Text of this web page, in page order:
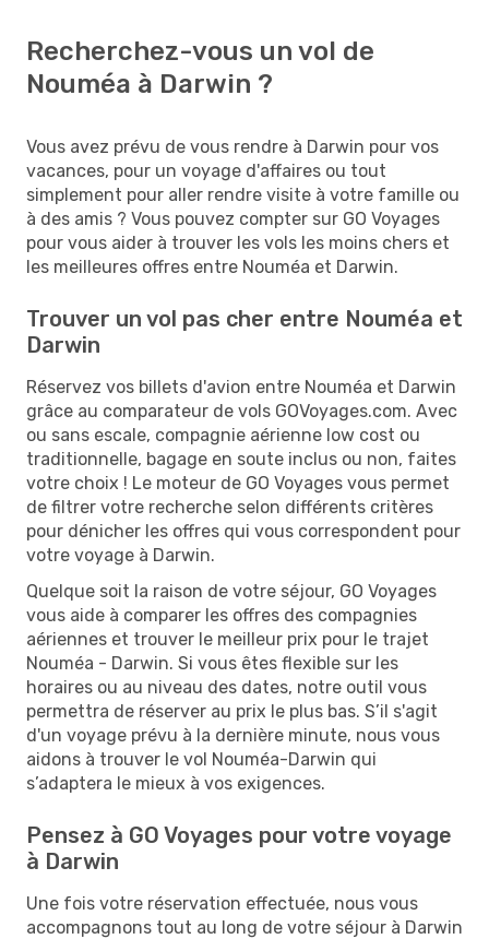
Recherchez-vous un vol de
Nouméa à Darwin ?
Vous avez prévu de vous rendre à Darwin pour vos
vacances, pour un voyage d'affaires ou tout
simplement pour aller rendre visite à votre famille ou
à des amis ? Vous pouvez compter sur GO Voyages
pour vous aider à trouver les vols les moins chers et
les meilleures offres entre Nouméa et Darwin.
Trouver un vol pas cher entre Nouméa et
Darwin
Réservez vos billets d'avion entre Nouméa et Darwin
grâce au comparateur de vols GOVoyages.com. Avec
ou sans escale, compagnie aérienne low cost ou
traditionnelle, bagage en soute inclus ou non, faites
votre choix ! Le moteur de GO Voyages vous permet
de filtrer votre recherche selon différents critères
pour dénicher les offres qui vous correspondent pour
votre voyage à Darwin.
Quelque soit la raison de votre séjour, GO Voyages
vous aide à comparer les offres des compagnies
aériennes et trouver le meilleur prix pour le trajet
Nouméa - Darwin. Si vous êtes flexible sur les
horaires ou au niveau des dates, notre outil vous
permettra de réserver au prix le plus bas. S’il s'agit
d'un voyage prévu à la dernière minute, nous vous
aidons à trouver le vol Nouméa-Darwin qui
s’adaptera le mieux à vos exigences.
Pensez à GO Voyages pour votre voyage
à Darwin
Une fois votre réservation effectuée, nous vous
accompagnons tout au long de votre séjour à Darwin